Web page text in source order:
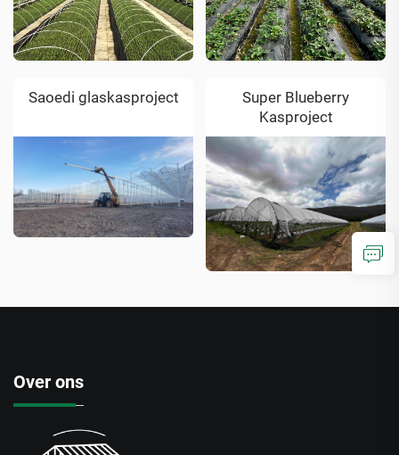
Saoedi glaskasproject
Super Blueberry
Kasproject
Over ons